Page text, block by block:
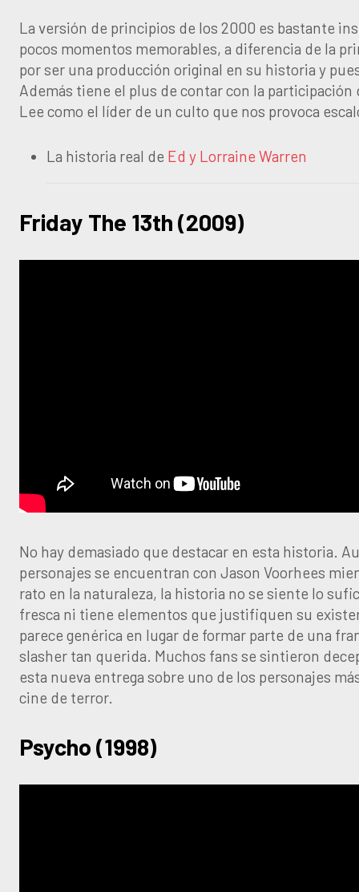
La versión de principios de los 2000 es bastante
pocos momentos memorables, a diferencia de la
por ser una producción original en su historia y
Además tiene el plus de contar con la
Lee como el líder de un culto que nos provoca
La historia real de Ed y Lorraine Warren
Friday The 13th (2009)
No hay demasiado que destacar en esta historia.
personajes se encuentran con Jason Voorhees
rato en la naturaleza, la historia no se siente lo
fresca ni tiene elementos que justifiquen su
parece genérica en lugar de formar parte de una
slasher tan querida. Muchos fans se sintieron
esta nueva entrega sobre uno de los personajes
cine de terror.
Psycho (1998)